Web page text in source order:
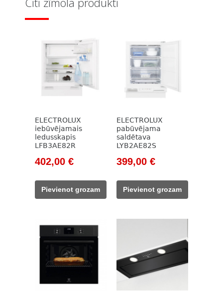
ELECTROLUX
iebūvējamais
ledusskapis
LFB3AE82R
Original
was:
578,00 €.
402,00 €Current
402,00 €.
Pievienot grozam
ELECTROLUX
pabūvējama
saldētava
LYB2AE82S
Original
was:
525,00 €.
399,00 €Current
399,00 €.
Pievienot grozam